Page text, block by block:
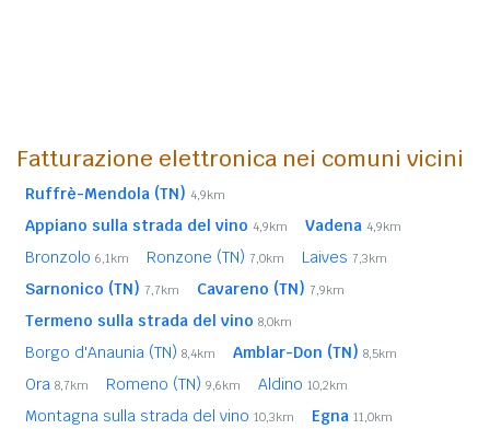
Fatturazione elettronica nei comuni vicini
Ruffrè-Mendola (TN) 4,9km
Appiano sulla strada del vino 4,9km Vadena 4,9km
Bronzolo 6,1km Ronzone (TN) 7,0km Laives 7,3km
Sarnonico (TN) 7,7km Cavareno (TN) 7,9km
Termeno sulla strada del vino 8,0km
Borgo d'Anaunia (TN) 8,4km Amblar-Don (TN) 8,5km
Ora 8,7km Romeno (TN) 9,6km Aldino 10,2km
Montagna sulla strada del vino 10,3km Egna 11,0km